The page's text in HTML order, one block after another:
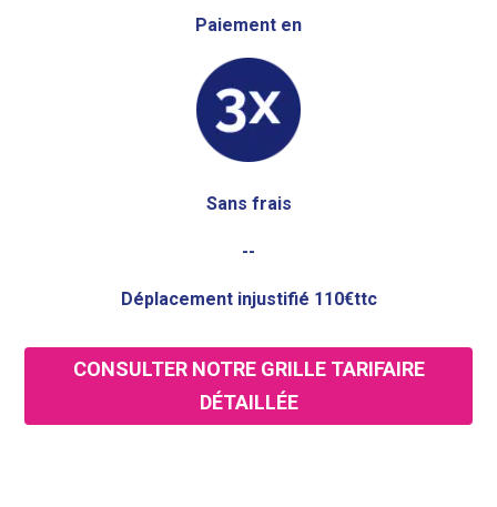
Paiement en
Sans frais
--
Déplacement injustifié 110€ttc
CONSULTER NOTRE GRILLE TARIFAIRE
DÉTAILLÉE